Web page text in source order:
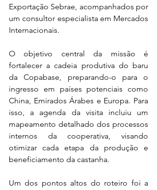
Exportação Sebrae, acompanhados por
um consultor especialista em Mercados
Internacionais.
O objetivo central da missão é
fortalecer a cadeia produtiva do baru
da Copabase, preparando-o para o
ingresso em países potenciais como
China, Emirados Árabes e Europa. Para
isso, a agenda da visita incluiu um
mapeamento detalhado dos processos
internos da cooperativa, visando
otimizar cada etapa da produção e
beneficiamento da castanha.
Um dos pontos altos do roteiro foi a